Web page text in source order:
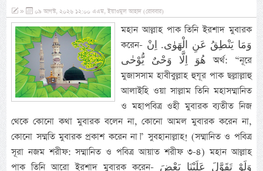
» ০৯ আগস্ট, ২০২৬ ১২:০০ এএম, ইয়াওমুল আহাদ (রোববার)
মহান আল্লাহ পাক তিনি ইরশাদ মুবারক
করেন- وَمَا يَنْطِقُ عَنِ الْهَوٰى. اِنْ
هُوَ اِلَّا وَحْىٌ يُّوْحٰى অর্থ: “নূরে
মুজাসসাম হাবীবুল্লাহ হুযূর পাক ছল্লাল্লাহু
আলাইহি ওয়া সাল্লাম তিনি মহাসম্মানিত
ও মহাপবিত্র ওহী মুবারক ব্যতীত নিজ
থেকে কোনো কথা মুবারক বলেন না, কোনো আমল মুবারক করেন না,
কোনো সম্মতি মুবারক প্রকাশ করেন না।” সুবহানাল্লাহ! (সম্মানিত ও পবিত্র
সূরা নজম শরীফ: সম্মানিত ও পবিত্র আয়াত শরীফ ৩-৪) মহান আল্লাহ
পাক তিনি আরো ইরশাদ মুবারক করেন- وَلَوْ تَقَوَّلَ عَلَيْنَا بَعْضَ